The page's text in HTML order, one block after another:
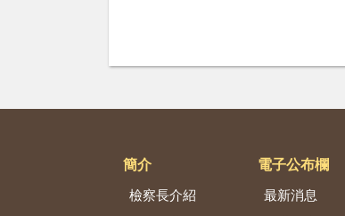
簡介
檢察長介紹
電子公布欄
最新消息